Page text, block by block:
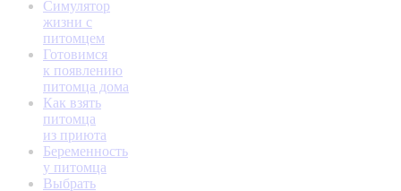
Симулятор
жизни с
питомцем
Готовимся
к появлению
питомца дома
Как взять
питомца
из приюта
Беременность
у питомца
Выбрать